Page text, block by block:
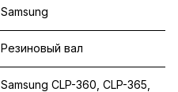
Samsung
Резиновый вал
Samsung CLP-360, CLP-365,